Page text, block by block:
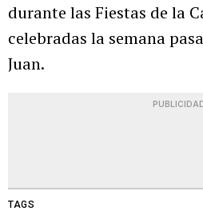
durante las Fiestas de la
celebradas la semana
Juan.
TAGS